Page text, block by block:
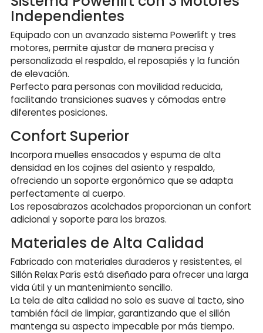
Independientes
Equipado con un avanzado sistema Powerlift y tres
motores, permite ajustar de manera precisa y
personalizada el respaldo, el reposapiés y la función
de elevación.
Perfecto para personas con movilidad reducida,
facilitando transiciones suaves y cómodas entre
diferentes posiciones.
Confort Superior
Incorpora muelles ensacados y espuma de alta
densidad en los cojines del asiento y respaldo,
ofreciendo un soporte ergonómico que se adapta
perfectamente al cuerpo.
Los reposabrazos acolchados proporcionan un confort
adicional y soporte para los brazos.
Materiales de Alta Calidad
Fabricado con materiales duraderos y resistentes, el
Sillón Relax París está diseñado para ofrecer una larga
vida útil y un mantenimiento sencillo.
La tela de alta calidad no solo es suave al tacto, sino
también fácil de limpiar, garantizando que el sillón
mantenga su aspecto impecable por más tiempo.